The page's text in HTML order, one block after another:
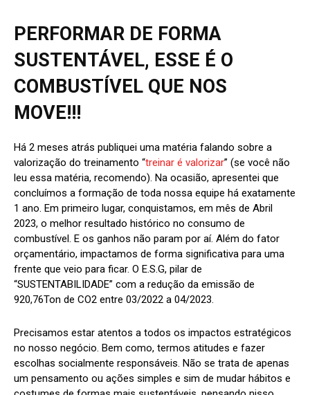
PERFORMAR DE FORMA
SUSTENTÁVEL, ESSE É O
COMBUSTÍVEL QUE NOS
MOVE!!!
Há 2 meses atrás publiquei uma matéria falando sobre a
valorização do treinamento “treinar é valorizar” (se você não
leu essa matéria, recomendo). Na ocasião, apresentei que
concluímos a formação de toda nossa equipe há exatamente
1 ano. Em primeiro lugar, conquistamos, em mês de Abril
2023, o melhor resultado histórico no consumo de
combustível. E os ganhos não param por aí. Além do fator
orçamentário, impactamos de forma significativa para uma
frente que veio para ficar. O E.S.G, pilar de
“SUSTENTABILIDADE” com a redução da emissão de
920,76Ton de CO2 entre 03/2022 a 04/2023.
Precisamos estar atentos a todos os impactos estratégicos
no nosso negócio. Bem como, termos atitudes e fazer
escolhas socialmente responsáveis. Não se trata de apenas
um pensamento ou ações simples e sim de mudar hábitos e